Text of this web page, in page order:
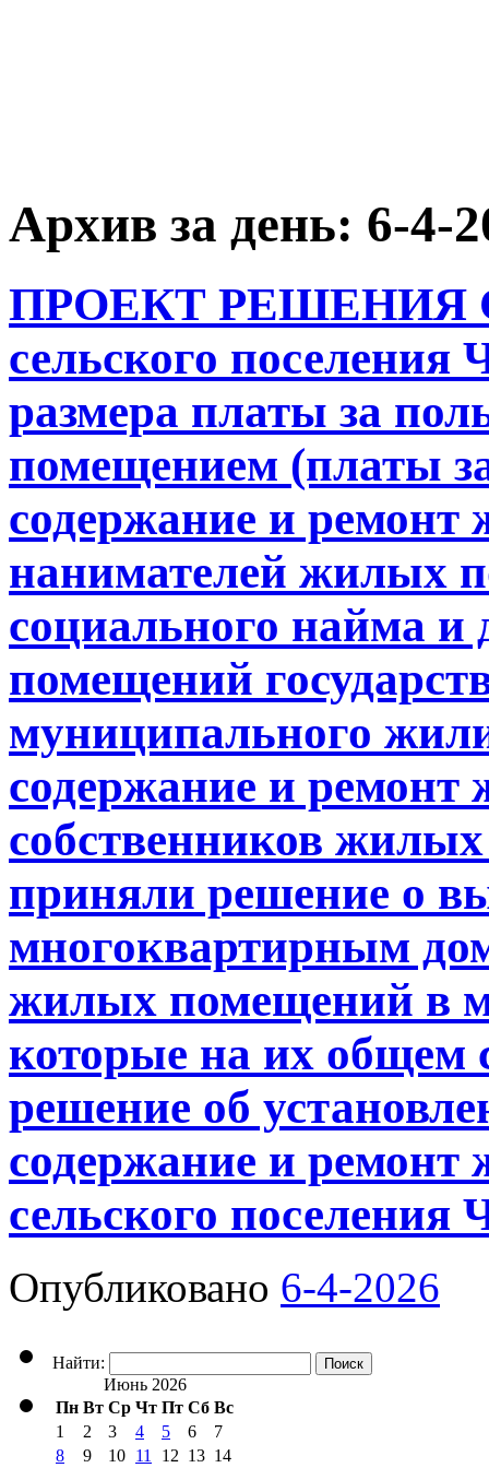
Архив за день: 6-4-
ПРОЕКТ РЕШЕНИЯ
сельского
размера платы за
помещением (платы
содержание и
нанимателей жилых
социального найма
помещений
муниципального
содержание и
собственников
приняли решение о
многоквартирным
жилых помещений в
которые на их общем
решение об
содержание и
сельского поселения
Опубликовано 6-4-2026
Найти:
Июнь 2026
Пн Вт Ср Чт Пт Сб Вс
1
2 3 4 5 6
7
8
9 10 11 12 13 14